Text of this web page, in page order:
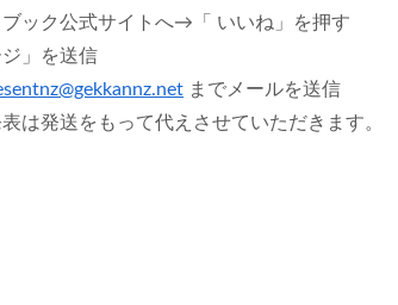
ック公式サイトへ→「 いいね」を押す
」を送信
までメールを送信
は発送をもって代えさせていただきます。